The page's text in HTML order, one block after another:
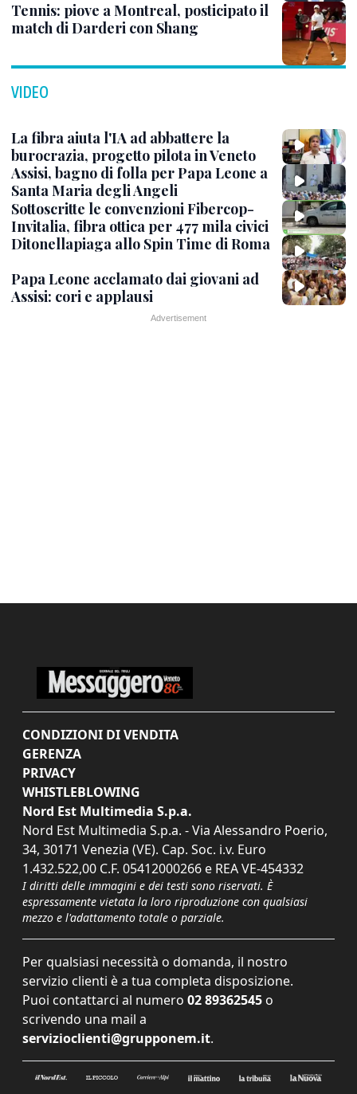
Tennis: piove a Montreal, posticipato il
match di Darderi con Shang
VIDEO
La fibra aiuta l'IA ad abbattere la
burocrazia, progetto pilota in Veneto
Assisi, bagno di folla per Papa Leone a
Santa Maria degli Angeli
Sottoscritte le convenzioni Fibercop-
Invitalia, fibra ottica per 477 mila civici
Ditonellapiaga allo Spin Time di Roma
Papa Leone acclamato dai giovani ad
Assisi: cori e applausi
CONDIZIONI DI VENDITA
GERENZA
PRIVACY
WHISTLEBLOWING
Nord Est Multimedia S.p.a.
Nord Est Multimedia S.p.a. - Via Alessandro Poerio,
34, 30171 Venezia (VE). Cap. Soc. i.v. Euro
1.432.522,00 C.F. 05412000266 e REA VE-454332
I diritti delle immagini e dei testi sono riservati. È
espressamente vietata la loro riproduzione con qualsiasi
mezzo e l'adattamento totale o parziale.
Per qualsiasi necessità o domanda, il nostro
servizio clienti è a tua completa disposizione.
Puoi contattarci al numero 02 89362545 o
scrivendo una mail a
servizioclienti@grupponem.it.